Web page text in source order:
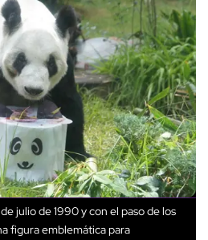
julio de 1990 y con el paso de los
figura emblemática para